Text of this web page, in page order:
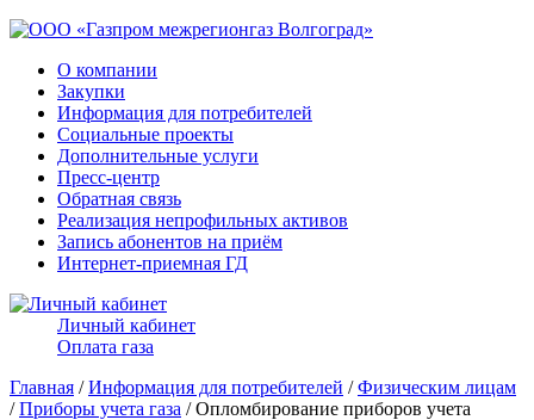
О компании
Закупки
Информация для потребителей
Социальные проекты
Дополнительные услуги
Пресс-центр
Обратная связь
Реализация непрофильных активов
Запись абонентов на приём
Интернет-приемная ГД
Личный кабинет
Оплата газа
Главная /Информация для потребителей /Физическим лицам
/Приборы учета газа / Опломбирование приборов учета